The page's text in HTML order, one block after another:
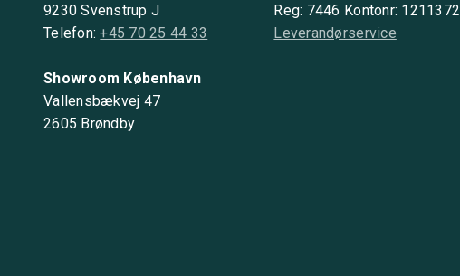
9230 Svenstrup J
Telefon:+45 70 25 44 33
Showroom København
Vallensbækvej 47
2605 Brøndby
Reg: 7446 Kontonr: 1211372
Leverandørservice